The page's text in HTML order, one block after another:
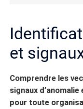
et
Comprendre les
signaux
pour toute